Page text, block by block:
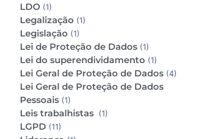
LDO (1)
Legalização (1)
Legislação (1)
Lei de Proteção de Dados (1)
Lei do superendividamento (1)
Lei Geral de Proteção de Dados (4)
Lei Geral de Proteção de Dados
Pessoais (1)
Leis trabalhistas (1)
LGPD (11)